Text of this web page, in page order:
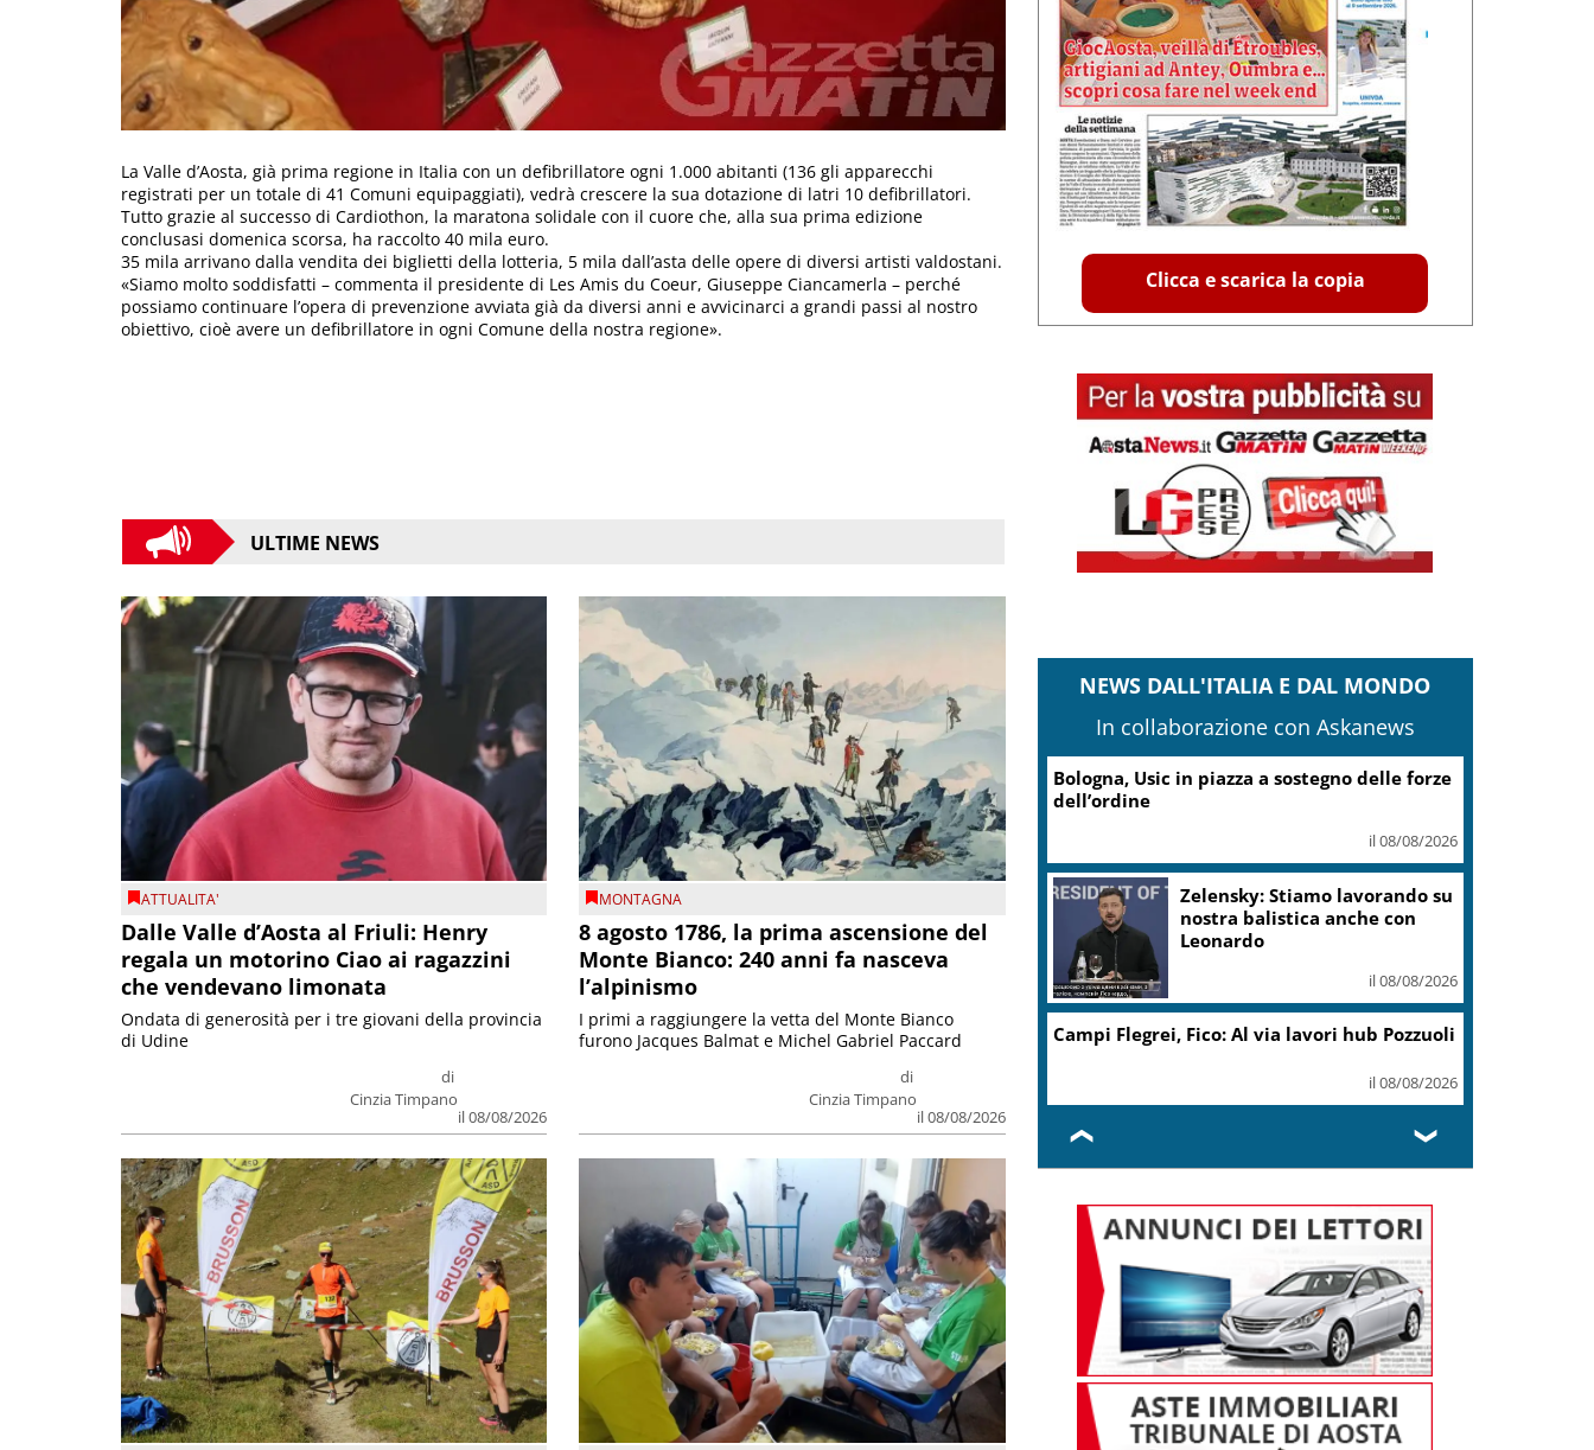
La Valle d’Aosta, già prima regione in Italia con un defibrillatore ogni 1.000 abitanti (136 gli apparecchi
registrati per un totale di 41 Comuni equipaggiati), vedrà crescere la sua dotazione di latri 10 defibrillatori.
Tutto grazie al successo di Cardiothon, la maratona solidale con il cuore che, alla sua prima edizione
conclusasi domenica scorsa, ha raccolto 40 mila euro.
35 mila arrivano dalla vendita dei biglietti della lotteria, 5 mila dall’asta delle opere di diversi artisti valdostani.
«Siamo molto soddisfatti – commenta il presidente di Les Amis du Coeur, Giuseppe Ciancamerla – perché
possiamo continuare l’opera di prevenzione avviata già da diversi anni e avvicinarci a grandi passi al nostro
obiettivo, cioè avere un defibrillatore in ogni Comune della nostra regione».
ULTIME NEWS
ATTUALITA'
Dalle Valle d’Aosta al Friuli: Henry
regala un motorino Ciao ai ragazzini
che vendevano limonata
di
Cinzia Timpano
il 08/08/2026
Ondata di generosità per i tre giovani della provincia
di Udine
MONTAGNA
8 agosto 1786, la prima ascensione del
Monte Bianco: 240 anni fa nasceva
l’alpinismo
di
Cinzia Timpano
il 08/08/2026
I primi a raggiungere la vetta del Monte Bianco
furono Jacques Balmat e Michel Gabriel Paccard
Clicca e scarica la copia
NEWS DALL'ITALIA E DAL MONDO
In collaborazione con Askanews
Bologna, Usic in piazza a sostegno delle forze
dell’ordine
il 08/08/2026
Zelensky: Stiamo lavorando su
nostra balistica anche con
Leonardo
il 08/08/2026
Campi Flegrei, Fico: Al via lavori hub Pozzuoli
il 08/08/2026
❮ ❯